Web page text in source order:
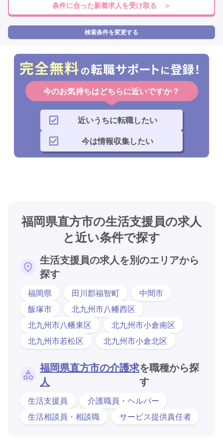
条件に合った新着求人を受け取る ＞
検索条件を変更する
今のお気持ちはどちらに近いですか？
近いうちに転職したい
今は情報収集したい
福岡県直方市の生活支援員の求人
と近い条件で探す
生活支援員の求人を別のエリアから
探す
福岡県 田川郡福智町
中間市
飯塚市
北九州市八幡西区
北九州市八幡東区
北九州市小倉南区
北九州市若松区
北九州市小倉北区
福岡県直方市の介護求
人
を職種から探
す
生活支援員
介護職員・ヘルパー
生活相談員・相談職
サービス提供責任者